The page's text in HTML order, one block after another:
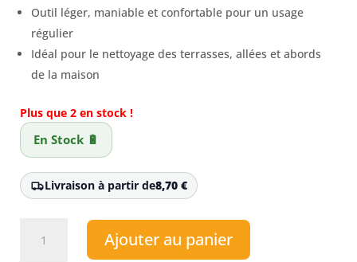
Outil léger, maniable et confortable pour un usage
régulier
Idéal pour le nettoyage des terrasses, allées et abords
de la maison
Plus que 2 en stock !
En Stock 🔋
Livraison à partir de8,70 €
Ajouter au panier